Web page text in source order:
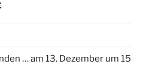
… am 13. Dezember um 15